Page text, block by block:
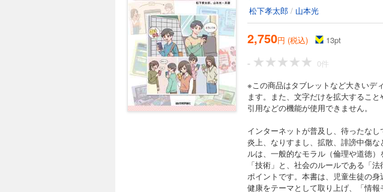
松下孝太郎 / 山本光
2,750円 (税込) 13pt
-
0件
※この商品はタブレットなど大きいデ
ます。また、文字だけを拡大するこ
引用などの機能が使用できません。
インターネットが普及し、待ったなし
炎上、なりすまし、拡散、誹謗中傷
ルは、一般的なモラル（倫理や道徳
「技術」と、社会のルールである「
ポイントです。本書は、児童生徒の身
健康をテーマとして取り上げ、「情